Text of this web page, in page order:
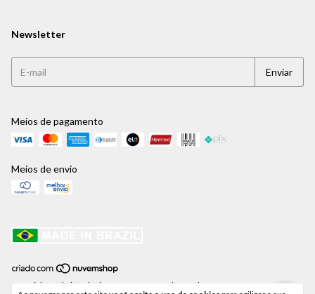
Newsletter
Meios de pagamento
Meios de envio
Copyright Jaehrig Relógios e Jogos para Xadrez Ltda - 41459250000171 -